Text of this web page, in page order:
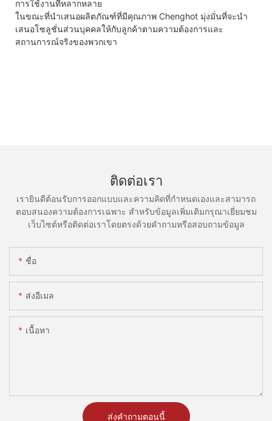
การใช้งานที่หลากหลาย
ในขณะที่นำเสนอผลิตภัณฑ์ที่มีคุณภาพ Chenghot มุ่งมั่นที่จะนำ
เสนอโซลูชั่นส่วนบุคคลให้กับลูกค้าตามความต้องการและ
สถานการณ์จริงของพวกเขา
ติดต่อเรา
เรายินดีต้อนรับการออกแบบและความคิดที่กำหนดเองและสามารถ
ตอบสนองความต้องการเฉพาะ สำหรับข้อมูลเพิ่มเติมกรุณาเยี่ยมชม
เว็บไซต์หรือติดต่อเราโดยตรงด้วยคำถามหรือสอบถามข้อมูล
ชื่อ
ส่งอีเมล
เนื้อหา
ส่งคำถามตอนนี้